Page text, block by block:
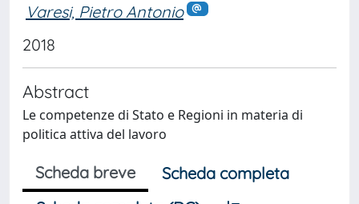
Varesi, Pietro Antonio
2018
Abstract
Le competenze di Stato e Regioni in materia di
politica attiva del lavoro
Scheda breve
Scheda completa